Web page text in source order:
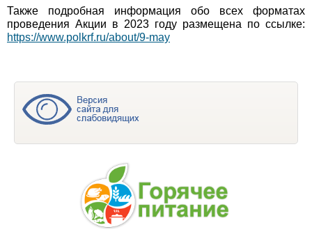
Также подробная информация обо всех форматах
проведения Акции в 2023 году размещена по ссылке:
https://www.polkrf.ru/about/9-may